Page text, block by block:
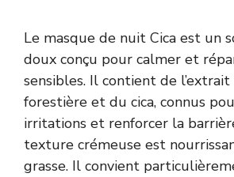
Le masque de nuit Cica est un
doux conçu pour calmer et
sensibles. Il contient de
forestière et du cica, connus
irritations et renforcer la
texture crémeuse est
grasse. Il convient